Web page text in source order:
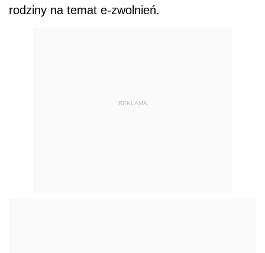
rodziny na temat e-zwolnień.
REKLAMA